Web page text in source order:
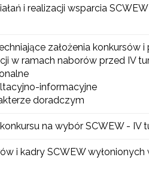
i realizacji wsparcia
założenia
w ramach naborów przed IV
informacyjne
doradczym
na wybór SCWEW - IV
i kadry SCWEW wyłonionych